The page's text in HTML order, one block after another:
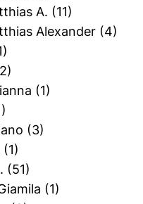
A. (11)
Alexander (4)
(1)
(3)
(1)
(51)
(1)